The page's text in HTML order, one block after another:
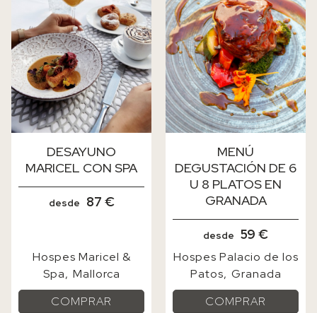
DESAYUNO
MARICEL CON SPA
desde 87 €
Hospes Maricel &
Spa
Mallorca
COMPRAR
MENÚ
DEGUSTACIÓN DE 6
U 8 PLATOS EN
GRANADA
desde 59 €
Hospes Palacio de los
Patos Granada
COMPRAR